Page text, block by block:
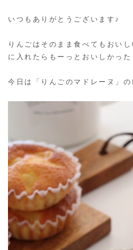
いつもありがとうございます♪
りんごはそのまま食べてもおい
に入れたらもーっとおいしかった
今日は「りんごのマドレーヌ」